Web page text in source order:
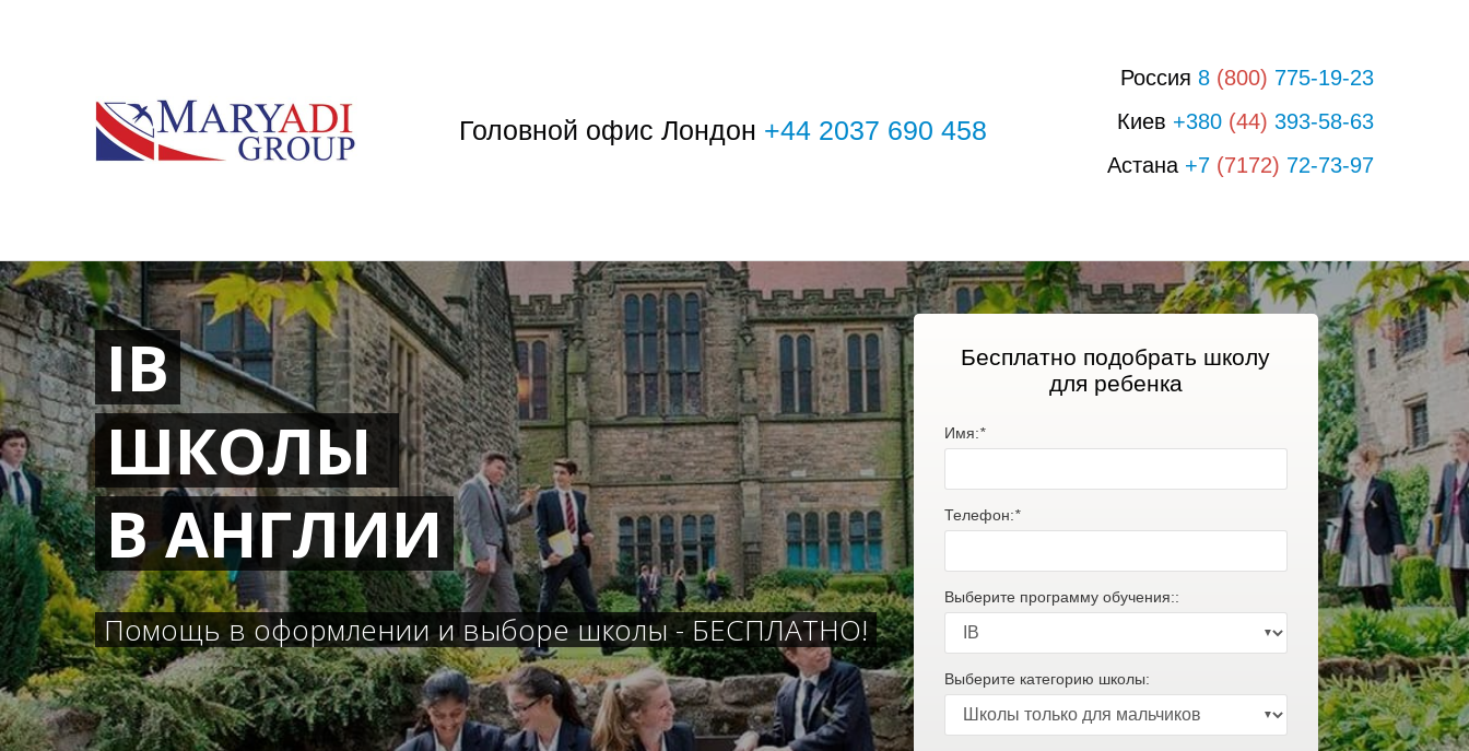
Головной офис Лондон +44 2037 690 458
Россия 8 (800) 775-19-23
Киев +380 (44) 393-58-63
Астана +7 (7172) 72-73-97
IB
ШКОЛЫ
В АНГЛИИ
Помощь в оформлении и выборе школы - БЕСПЛАТНО!
Бесплатно подобрать школу
для ребенка
Имя:*
Телефон:*
Выберите программу обучения::
Выберите категорию школы: